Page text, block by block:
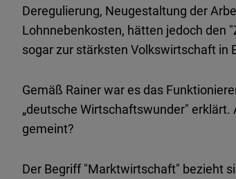
Deregulierung, Neugestaltung der
Lohnnebenkosten, hätten jedoch den
sogar zur stärksten Volkswirtschaft in
Gemäß Rainer war es das
„deutsche Wirtschaftswunder"
gemeint?
Der Begriff "Marktwirtschaft" bezieht